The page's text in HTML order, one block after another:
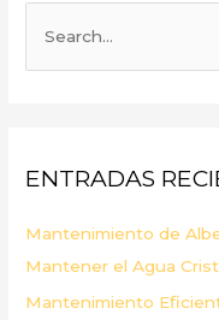
r
o
r
:
ENTRADAS
Mantenimiento de
Mantener el Agua
Mantenimiento